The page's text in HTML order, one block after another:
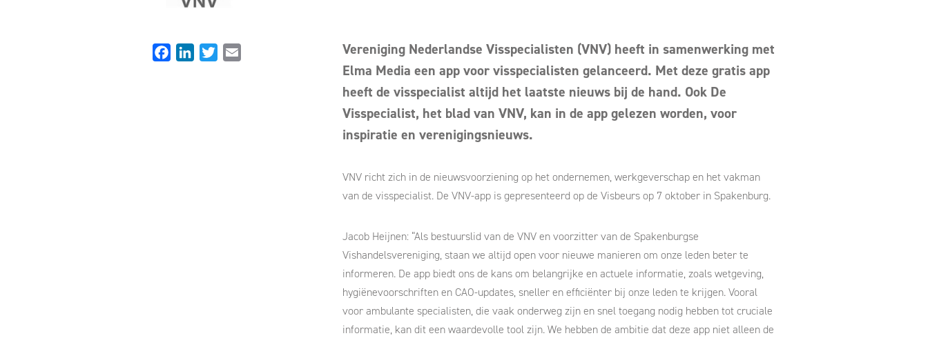
FacebookLinkedInTwitter
Vereniging Nederlandse Visspecialisten (VNV) heeft in samenwerking met
Elma Media een app voor visspecialisten gelanceerd. Met deze gratis app
heeft de visspecialist altijd het laatste nieuws bij de hand. Ook De
Visspecialist, het blad van VNV, kan in de app gelezen worden, voor
inspiratie en verenigingsnieuws.
VNV richt zich in de nieuwsvoorziening op het ondernemen, werkgeverschap en het vakman
van de visspecialist. De VNV-app is gepresenteerd op de Visbeurs op 7 oktober in Spakenburg.
Jacob Heijnen: “Als bestuurslid van de VNV en voorzitter van de Spakenburgse
Vishandelsvereniging, staan we altijd open voor nieuwe manieren om onze leden beter te
informeren. De app biedt ons de kans om belangrijke en actuele informatie, zoals wetgeving,
hygiënevoorschriften en CAO-updates, sneller en efficiënter bij onze leden te krijgen. Vooral
voor ambulante specialisten, die vaak onderweg zijn en snel toegang nodig hebben tot cruciale
informatie, kan dit een waardevolle tool zijn. We hebben de ambitie dat deze app niet alleen de